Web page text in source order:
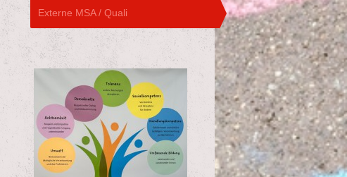
Externe MSA / Quali